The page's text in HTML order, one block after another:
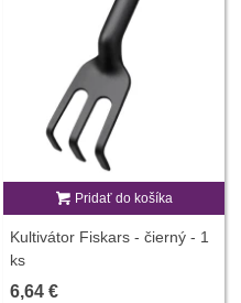
Pridať do košíka
Kultivátor Fiskars - čierný - 1
ks
6,64 €